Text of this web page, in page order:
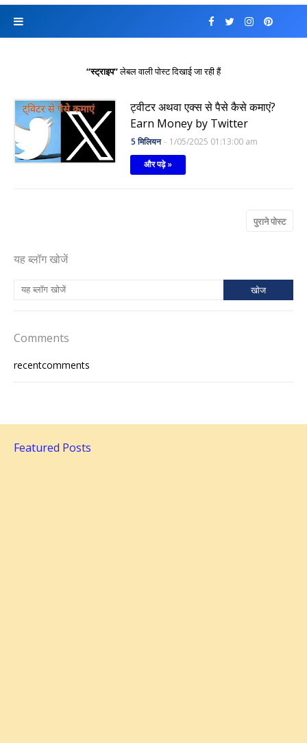
स्ट्राइप लेबल वाली पोस्ट दिखाई जा रही हैं
ट्वीटर अथवा एक्स से पैसे कैसे कमाएं?
Earn Money by Twitter
5 मिलियन - 1/05/2025 01:13:00 am
और पढ़े »
पुराने पोस्ट
यह ब्लॉग खोजें
Comments
recentcomments
Featured Posts